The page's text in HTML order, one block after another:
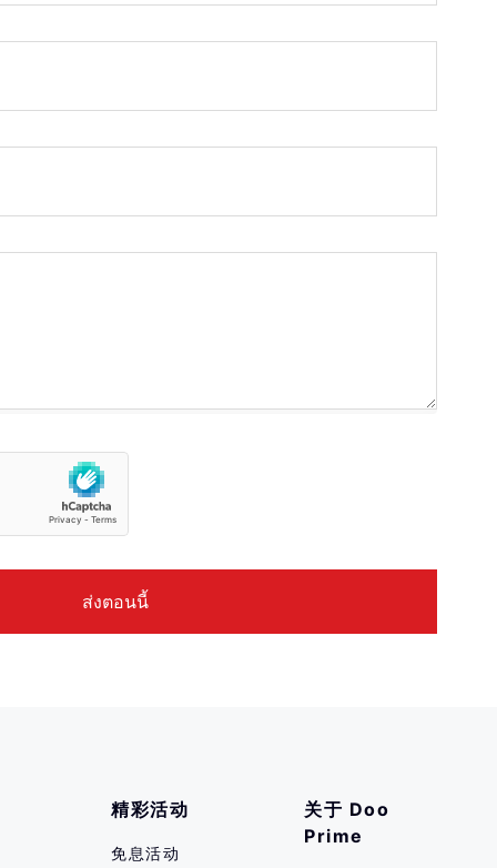
精彩活动
免息活动
关于 Doo
Prime